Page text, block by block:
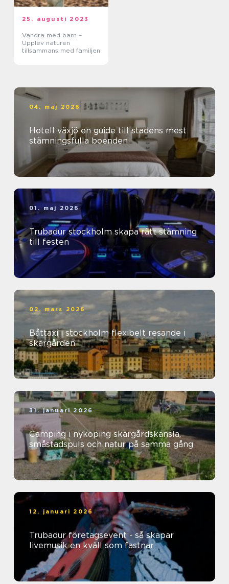
25. augusti 2023
Vandra med barn –
Upplev naturen
tillsammans med familjen
04. maj 2026
Hotell växjö en guide till stadens mest
stämningsfulla boenden
01. maj 2026
Trubadur stockholm skapa rätt stämning
till festen
02. mars 2026
Båttaxi i stockholm flexibelt resande i
skärgården
31. januari 2026
Camping i nyköping skärgårdskänsla,
småstadspuls och natur på samma gång
12. januari 2026
Trubadur företagsevent - så skapar
livemusik en kväll som fastnar